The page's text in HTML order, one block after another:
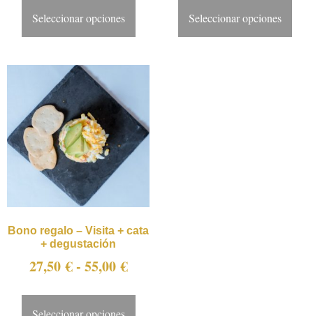
Seleccionar opciones Seleccionar opciones
Bono regalo – Visita + cata
+ degustación
27,50€- 55,00€